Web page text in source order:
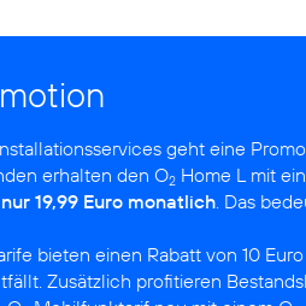
geht eine
erhalten den O2 Home L mit
19,99 Euro monatlich . Das
bieten einen Rabatt von 10
Zusätzlich profitieren